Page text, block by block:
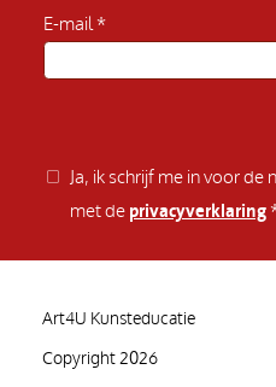
E-mail
Ja, ik schrijf me in voor
met de privacyverklaring
Art4U Kunsteducatie
Copyright 2026